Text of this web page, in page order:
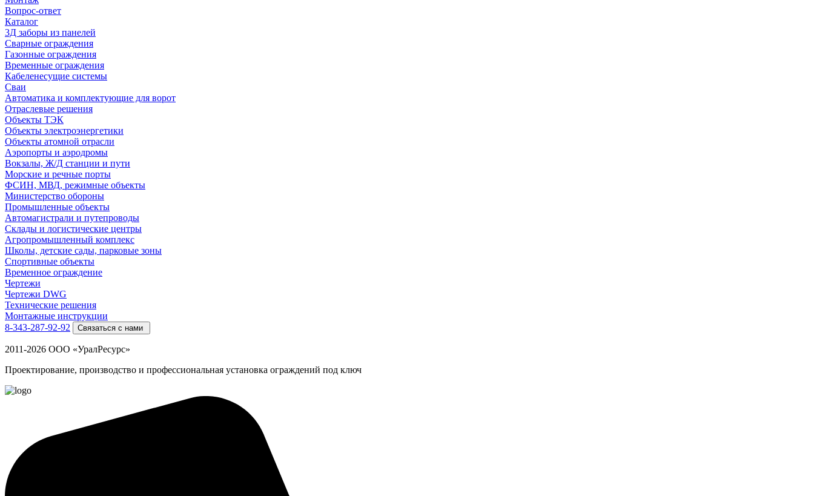
Вопрос-ответ
Каталог
3Д заборы из панелей
Сварные ограждения
Газонные ограждения
Временные ограждения
Кабеленесущие системы
Cваи
Автоматика и комплектующие для ворот
Отраслевые решения
Объекты ТЭК
Объекты электроэнергетики
Объекты атомной отрасли
Аэропорты и аэродромы
Вокзалы, Ж/Д станции и пути
Морские и речные порты
ФСИН, МВД, режимные объекты
Министерство обороны
Промышленные объекты
Автомагистрали и путепроводы
Склады и логистические центры
Агропромышленный комплекс
Школы, детские сады, парковые зоны
Спортивные объекты
Временное ограждение
Чертежи
Чертежи DWG
Технические решения
Монтажные инструкции
8-343-287-92-92
Связаться с нами
2011-2026 ООО «УралРесурс»
Проектирование, производство и профессиональная установка ограждений под ключ